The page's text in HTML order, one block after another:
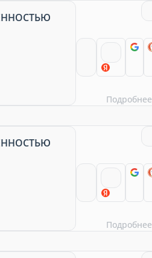
Подробнее
Подробнее